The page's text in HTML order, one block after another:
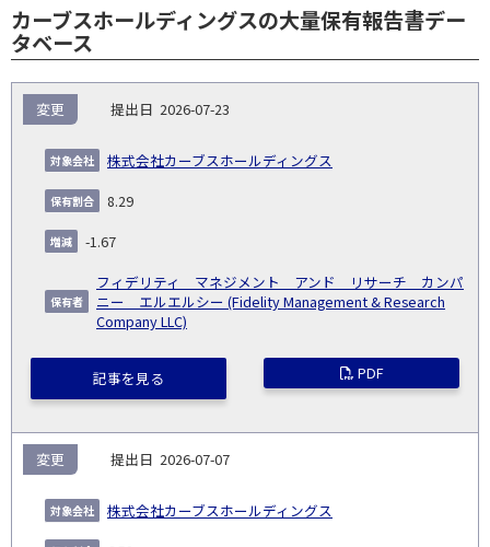
カーブスホールディングスの大量保有報告書デー
タベース
NO.
告
義
務
発
生
日
出
コー
象
業
種
割
2026-07-23
株式会社カーブスホールディングス
変更
8.29
-1.67
フィデリティ マネジメント アンド リサーチ カンパ
ニー エルエルシー (Fidelity Management & Research
Company LLC)
記事を見る PDF
2026-07-07
株式会社カーブスホールディングス
変更